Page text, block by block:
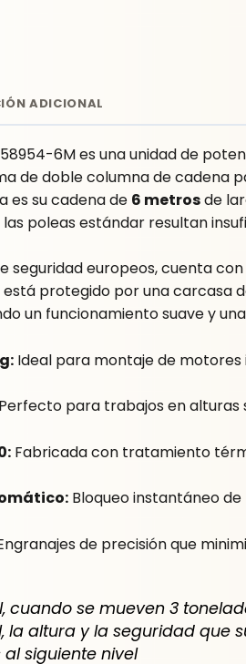
ADICIONAL
6M es una unidad de
de doble columna de cadena
es su cadena de 6 metrosde
poleas estándar resultan
seguridad europeos, cuenta
está protegido por una
un funcionamiento suave y
Ideal para montaje de motores
Perfecto para trabajos en alturas
Fabricada con tratamiento
Bloqueo instantáneo
de precisión que
cuando se mueven 3
la altura y la seguridad que
siguiente nivel